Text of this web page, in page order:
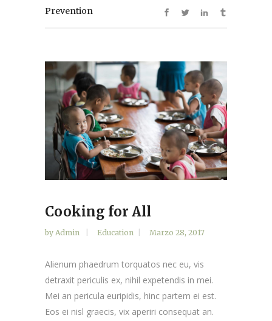
Prevention
Cooking for All
by Admin Education Marzo 28, 2017
Alienum phaedrum torquatos nec eu, vis
detraxit periculis ex, nihil expetendis in mei.
Mei an pericula euripidis, hinc partem ei est.
Eos ei nisl graecis, vix aperiri consequat an.